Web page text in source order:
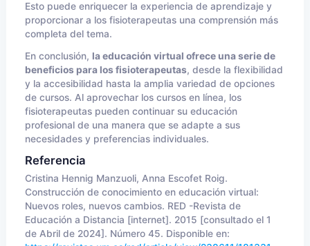
Esto puede enriquecer la experiencia de aprendizaje y
proporcionar a los fisioterapeutas una comprensión más
completa del tema.
En conclusión, la educación virtual ofrece una serie de
beneficios para los fisioterapeutas, desde la flexibilidad
y la accesibilidad hasta la amplia variedad de opciones
de cursos. Al aprovechar los cursos en línea, los
fisioterapeutas pueden continuar su educación
profesional de una manera que se adapte a sus
necesidades y preferencias individuales.
Referencia
Cristina Hennig Manzuoli, Anna Escofet Roig.
Construcción de conocimiento en educación virtual:
Nuevos roles, nuevos cambios. RED -Revista de
Educación a Distancia [internet]. 2015 [consultado el 1
de Abril de 2024]. Número 45. Disponible en: